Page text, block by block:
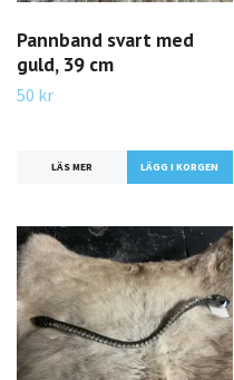
Pannband svart med
guld, 39 cm
50 kr
LÄS MER